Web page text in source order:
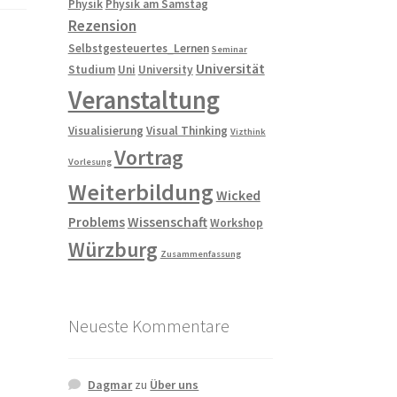
Physik Physik am Samstag
Rezension
Selbstgesteuertes_Lernen Seminar
Studium Uni University Universität
Veranstaltung
Visualisierung Visual Thinking Vizthink
Vorlesung Vortrag
Weiterbildung Wicked
ProblemsWissenschaftWorkshop
Würzburg Zusammenfassung
Neueste Kommentare
Dagmarzu Über uns